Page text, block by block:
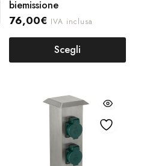
biemissione
76,00€ IVA inclusa
Scegli